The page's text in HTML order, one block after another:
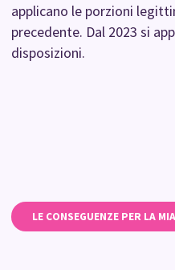
applicano le porzioni
precedente. Dal 2023 si
disposizioni.
LE CONSEGUENZE PER LA